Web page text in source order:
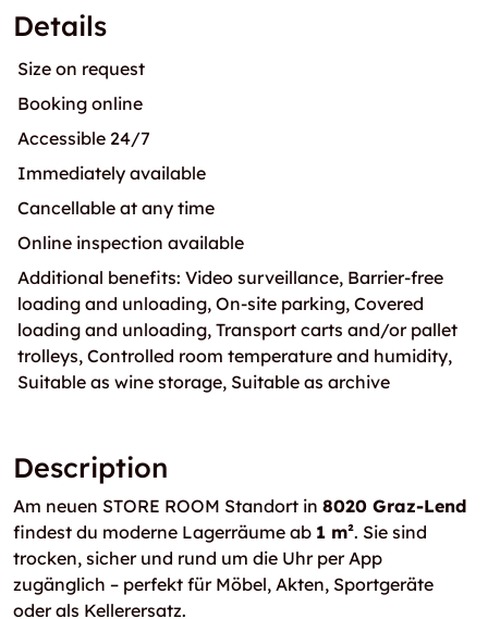
Details
Size on request
Booking online
Accessible 24/7
Immediately available
Cancellable at any time
Online inspection available
Additional benefits: Video surveillance, Barrier-free
loading and unloading, On-site parking, Covered
loading and unloading, Transport carts and/or pallet
trolleys, Controlled room temperature and humidity,
Suitable as wine storage, Suitable as archive
Description
Am neuen STORE ROOM Standort in 8020 Graz-Lend
findest du moderne Lagerräume ab 1 m². Sie sind
trocken, sicher und rund um die Uhr per App
zugänglich – perfekt für Möbel, Akten, Sportgeräte
oder als Kellerersatz.